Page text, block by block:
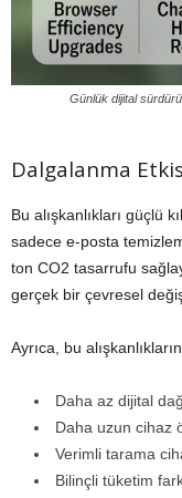
Günlük dijital
Dalgalanma
Bu alışkanlıkları güçlü
sadece e-posta
ton CO2 tasarrufu
gerçek bir çevresel
Ayrıca, bu
Daha az dijital
Daha uzun cihaz
Verimli tarama
Bilinçli tüketim